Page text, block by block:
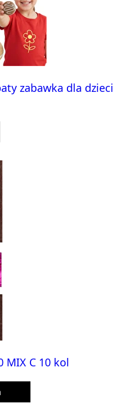
zabawka dla dzieci
MIX C 10 kol